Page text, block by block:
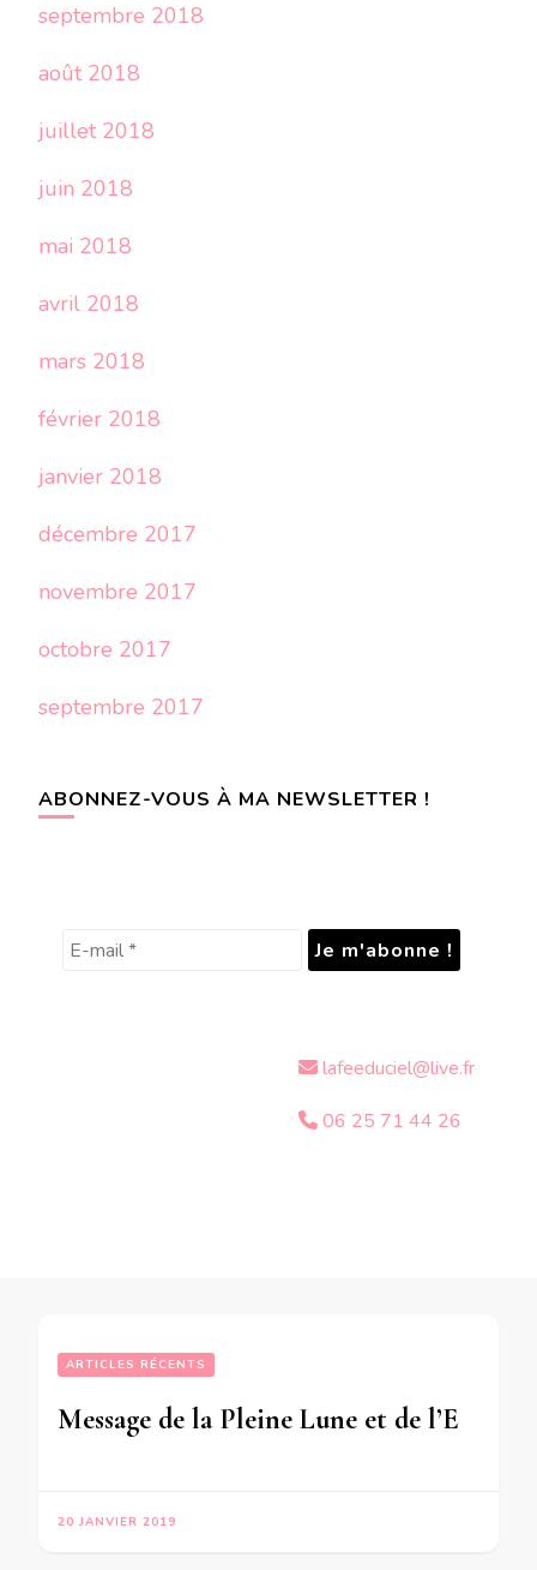
septembre 2018
août 2018
juillet 2018
juin 2018
mai 2018
avril 2018
mars 2018
février 2018
janvier 2018
décembre 2017
novembre 2017
octobre 2017
septembre 2017
ABONNEZ-VOUS À MA NEWSLETTER !
lafeeduciel@live.fr
06 25 71 44 26
ARTICLES RÉCENTS
20 JANVIER 2019